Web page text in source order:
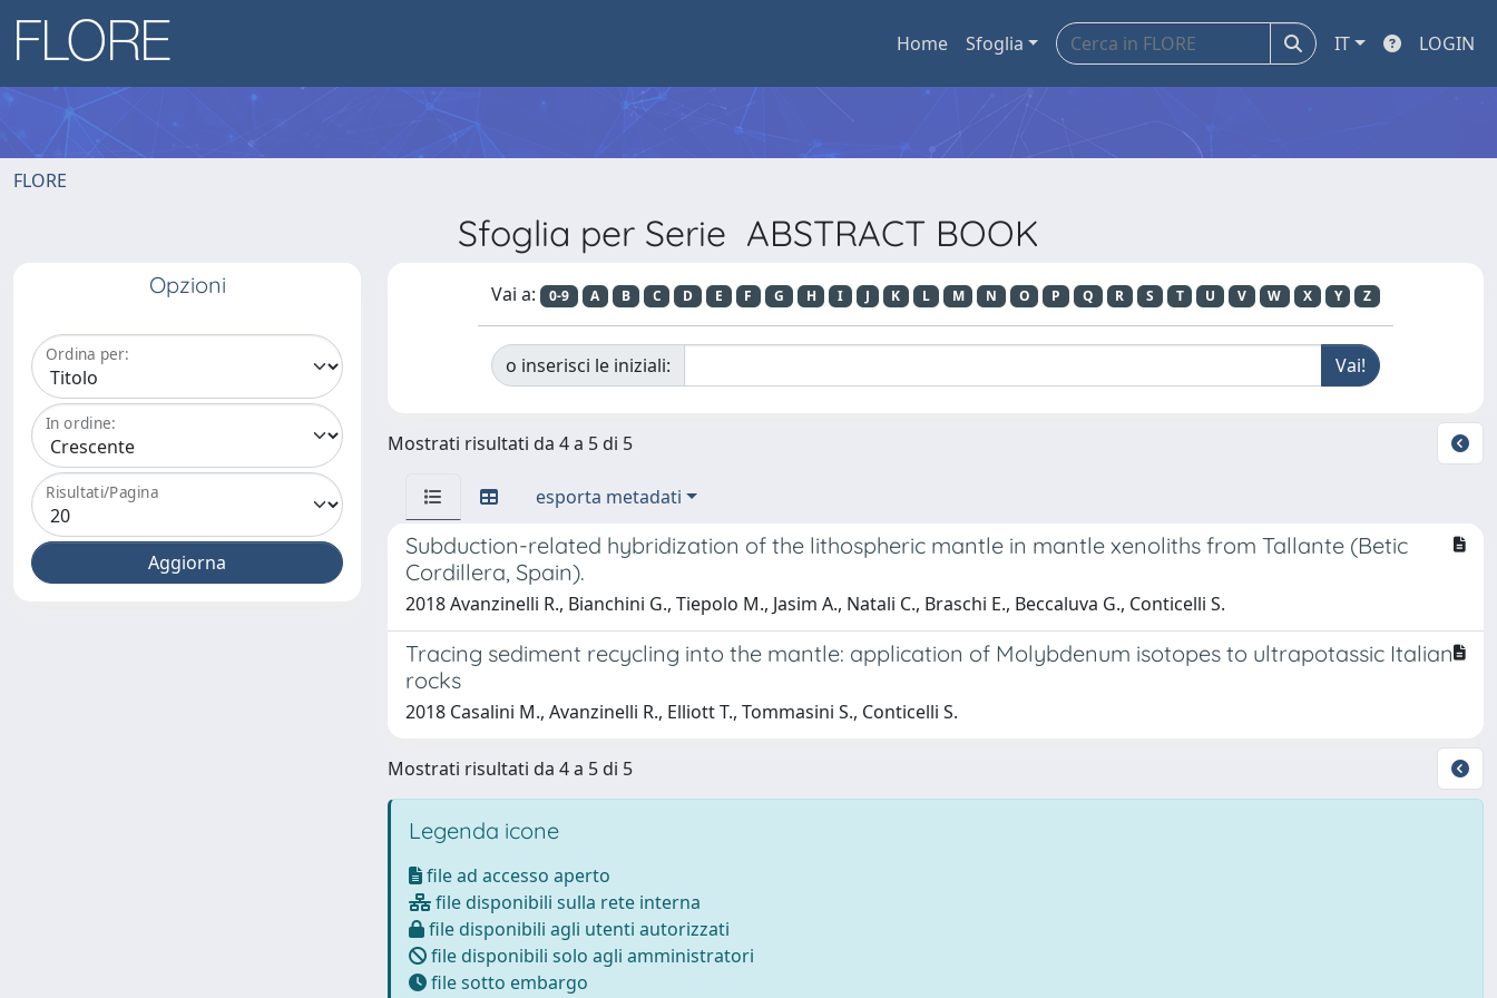
Home Sfoglia IT LOGIN
FLORE
Sfoglia per Serie ABSTRACT BOOK
Opzioni
Ordina per:
In ordine:
Risultati/Pagina
Vai a: 0-9 A B C D E F G H I J K L M N O P Q R S T U V W X Y Z
o inserisci le iniziali:
Mostrati risultati da 4 a 5 di 5
esporta metadati
Subduction-related hybridization of the lithospheric mantle in mantle xenoliths from Tallante (Betic
Cordillera, Spain).
2018 Avanzinelli R., Bianchini G., Tiepolo M., Jasim A., Natali C., Braschi E., Beccaluva G., Conticelli S.
Tracing sediment recycling into the mantle: application of Molybdenum isotopes to ultrapotassic Italian
rocks
2018 Casalini M., Avanzinelli R., Elliott T., Tommasini S., Conticelli S.
Mostrati risultati da 4 a 5 di 5
Legenda icone
file ad accesso aperto
file disponibili sulla rete interna
file disponibili agli utenti autorizzati
file disponibili solo agli amministratori
file sotto embargo